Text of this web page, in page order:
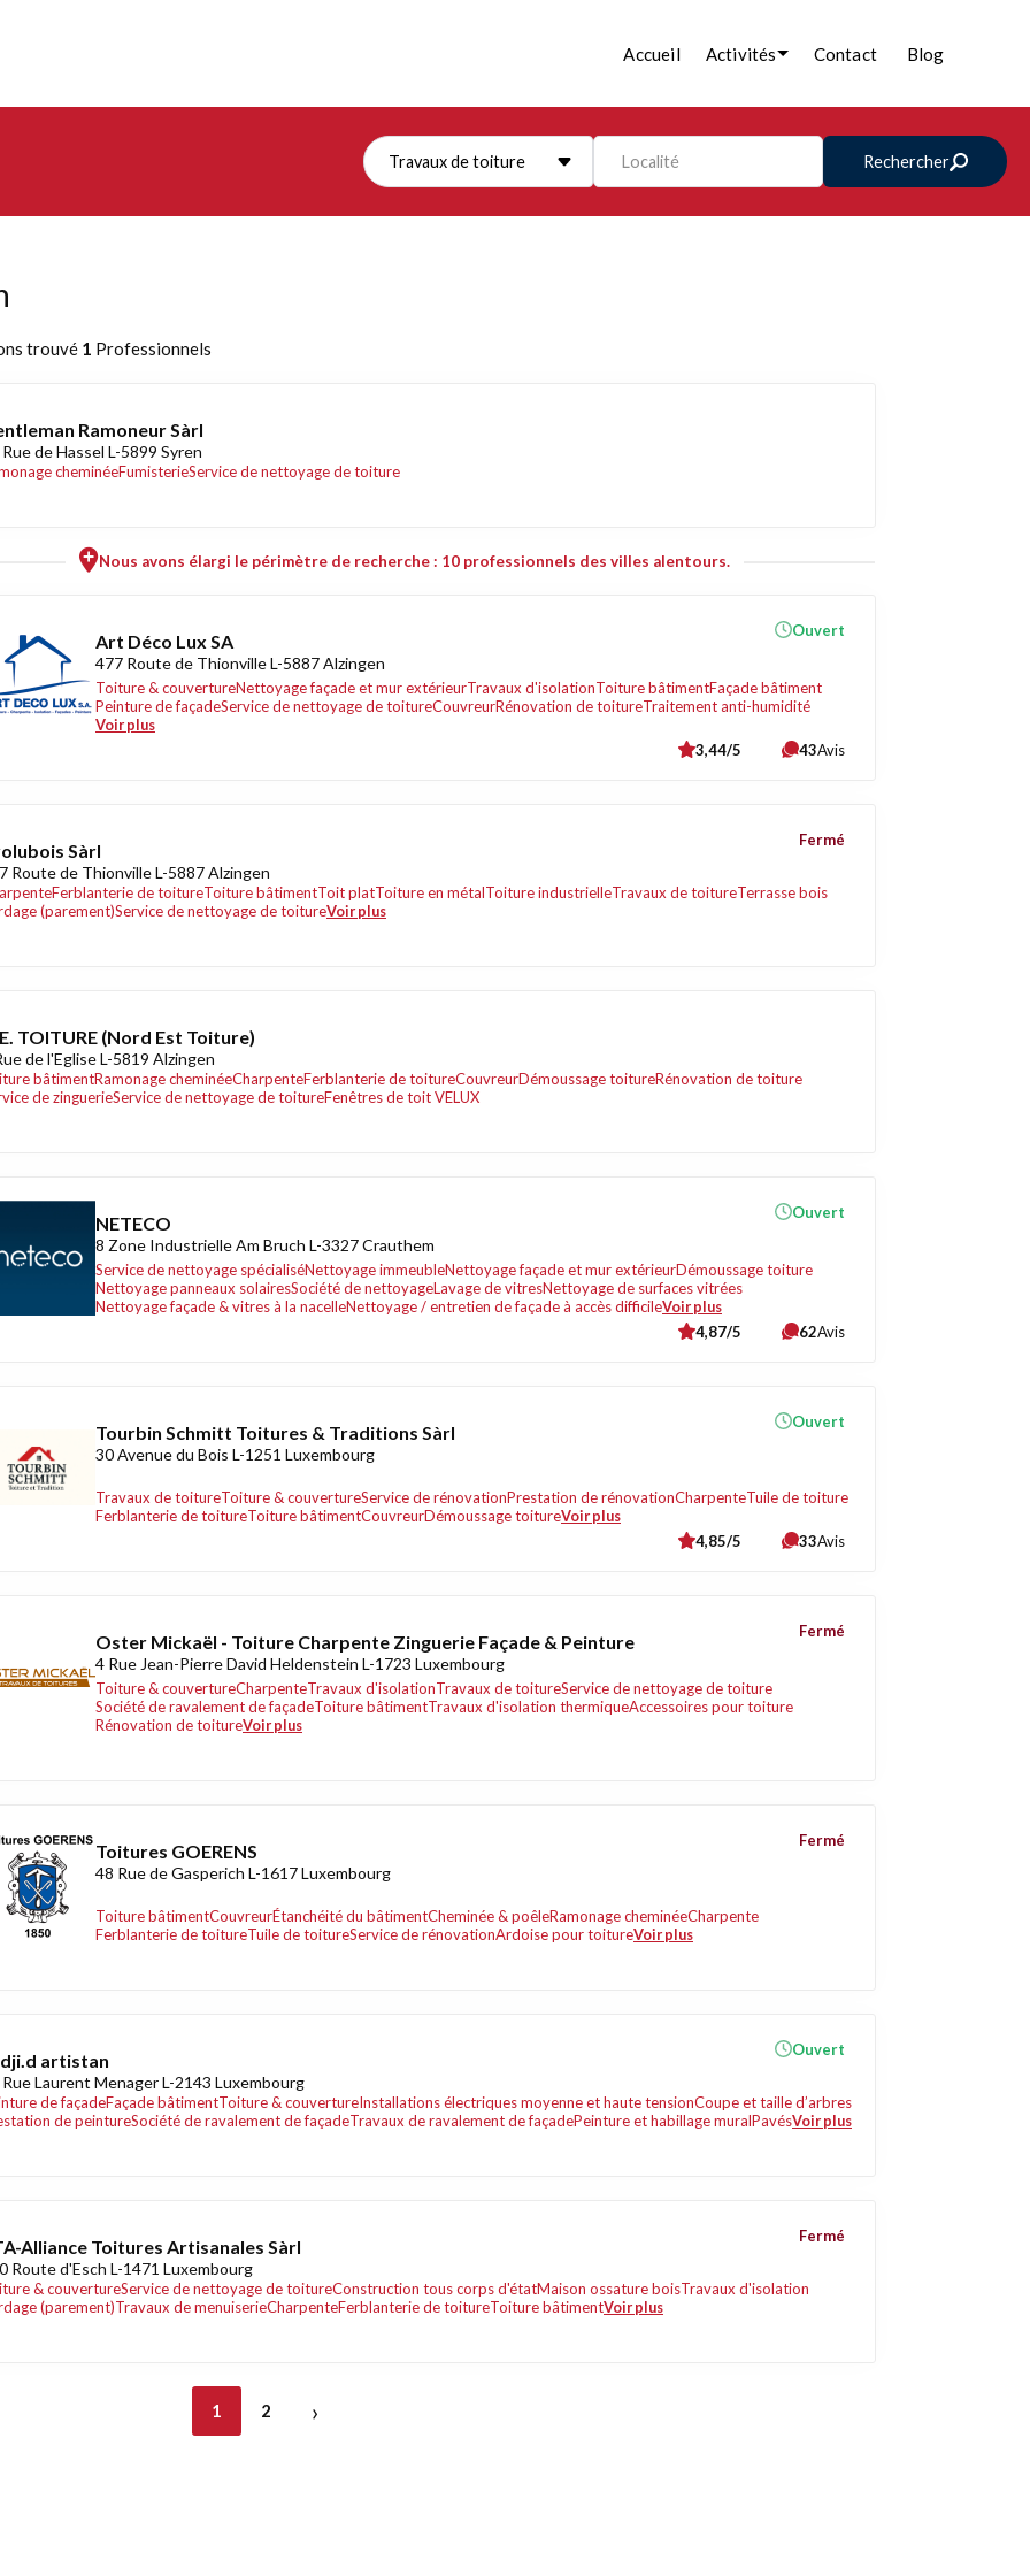
Accueil Activités Contact Blog
Travaux de toiture Localité Rechercher
trouvé 1 Professionnels
Ramoneur Sàrl
de Hassel L-5899 Syren
cheminéeFumisterieService de nettoyage de toiture
Nous avons élargi le périmètre de recherche : 10 professionnels des villes alentours.
Art Déco Lux SA
477 Route de Thionville L-5887 Alzingen
Toiture & couvertureNettoyage façade et mur extérieurTravaux d'isolationToiture bâtimentFaçade bâtiment
Peinture de façadeService de nettoyage de toitureCouvreurRénovation de toitureTraitement anti-humidité
Voir plus
Ouvert
3,44/5 43Avis
Sàrl
Route de Thionville L-5887 Alzingen
Ferblanterie de toitureToiture bâtimentToit platToiture en métalToiture industrielleTravaux de toitureTerrasse bois
(parement)Service de nettoyage de toitureVoir plus
Fermé
TOITURE (Nord Est Toiture)
de l'Eglise L-5819 Alzingen
bâtimentRamonage cheminéeCharpenteFerblanterie de toitureCouvreurDémoussage toitureRénovation de toiture
de zinguerieService de nettoyage de toitureFenêtres de toit VELUX
NETECO
8 Zone Industrielle Am Bruch L-3327 Crauthem
Service de nettoyage spécialiséNettoyage immeubleNettoyage façade et mur extérieurDémoussage toiture
Nettoyage panneaux solairesSociété de nettoyageLavage de vitresNettoyage de surfaces vitrées
Nettoyage façade & vitres à la nacelleNettoyage / entretien de façade à accès difficileVoir plus
Ouvert
4,87/5 62Avis
Tourbin Schmitt Toitures & Traditions Sàrl
30 Avenue du Bois L-1251 Luxembourg
Travaux de toitureToiture & couvertureService de rénovationPrestation de rénovationCharpenteTuile de toiture
Ferblanterie de toitureToiture bâtimentCouvreurDémoussage toitureVoir plus
Ouvert
4,85/5 33Avis
Oster Mickaël - Toiture Charpente Zinguerie Façade & Peinture
4 Rue Jean-Pierre David Heldenstein L-1723 Luxembourg
Toiture & couvertureCharpenteTravaux d'isolationTravaux de toitureService de nettoyage de toiture
Société de ravalement de façadeToiture bâtimentTravaux d'isolation thermiqueAccessoires pour toiture
Rénovation de toitureVoir plus
Fermé
Toitures GOERENS
48 Rue de Gasperich L-1617 Luxembourg
Toiture bâtimentCouvreurÉtanchéité du bâtimentCheminée & poêleRamonage cheminéeCharpente
Ferblanterie de toitureTuile de toitureService de rénovationArdoise pour toitureVoir plus
Fermé
artistan
Laurent Menager L-2143 Luxembourg
de façadeFaçade bâtimentToiture & couvertureInstallations électriques moyenne et haute tensionCoupe et taille d’arbres
de peintureSociété de ravalement de façadeTravaux de ravalement de façadePeinture et habillage muralPavésVoir plus
Ouvert
Alliance Toitures Artisanales Sàrl
Route d'Esch L-1471 Luxembourg
& couvertureService de nettoyage de toitureConstruction tous corps d'étatMaison ossature boisTravaux d'isolation
(parement)Travaux de menuiserieCharpenteFerblanterie de toitureToiture bâtimentVoir plus
Fermé
1 2 ›